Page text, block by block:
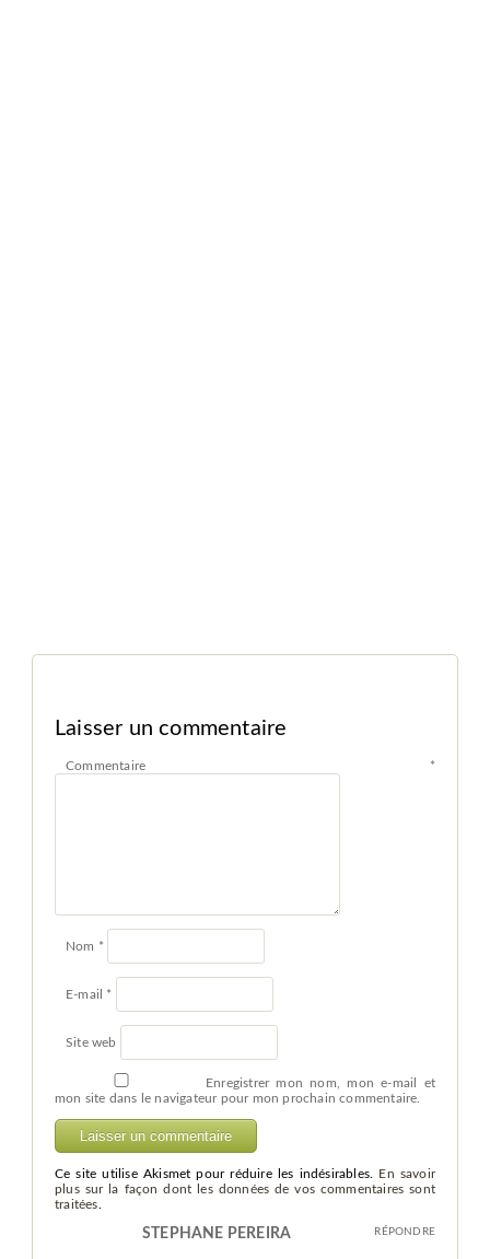
Laisser un commentaire
Commentaire *
Nom *
E-mail *
Site web
Enregistrer mon nom, mon e-mail et
mon site dans le navigateur pour mon prochain commentaire.
Ce site utilise Akismet pour réduire les indésirables.
En savoir
plus sur la façon dont les données de vos commentaires sont
traitées.
STEPHANE PEREIRA RÉPONDRE